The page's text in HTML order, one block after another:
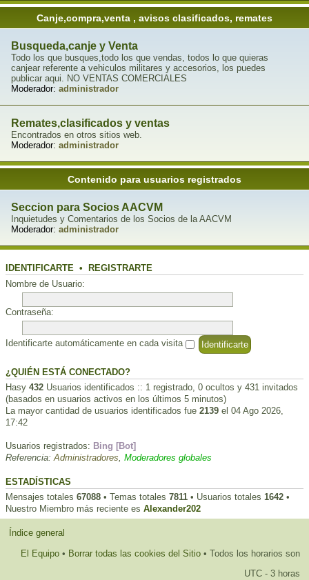
Canje,compra,venta , avisos clasificados, remates
Busqueda,canje y Venta
Todo los que busques,todo los que vendas, todos lo que quieras
canjear referente a vehiculos militares y accesorios, los puedes
publicar aqui. NO VENTAS COMERCIALES
Moderador: administrador
Remates,clasificados y ventas
Encontrados en otros sitios web.
Moderador: administrador
Contenido para usuarios registrados
Seccion para Socios AACVM
Inquietudes y Comentarios de los Socios de la AACVM
Moderador: administrador
IDENTIFICARTE • REGISTRARTE
Nombre de Usuario:
Contraseña:
Identificarte automáticamente en cada visita
¿QUIÉN ESTÁ CONECTADO?
Hasy 432 Usuarios identificados :: 1 registrado, 0 ocultos y 431 invitados
(basados en usuarios activos en los últimos 5 minutos)
La mayor cantidad de usuarios identificados fue 2139 el 04 Ago 2026,
17:42
Usuarios registrados: Bing [Bot]
Referencia: Administradores Moderadores globales
ESTADÍSTICAS
Mensajes totales 67088 • Temas totales 7811 • Usuarios totales 1642 •
Nuestro Miembro más reciente es Alexander202
Índice general
El Equipo • Borrar todas las cookies del Sitio • Todos los horarios son
UTC - 3 horas